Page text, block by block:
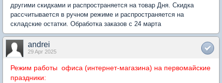
другими скидками и распространяется на товар Дня. Скидка
рассчитывается в ручном режиме и распространяется на
складские остатки. Обработка заказов с 24 марта
andrei
29 Apr 2025
Режим работы офиса (интернет-магазина) на первомайские
праздники: